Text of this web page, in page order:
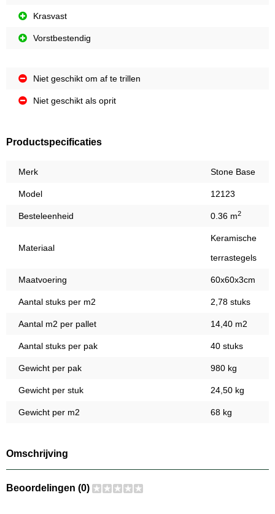
Krasvast
Vorstbestendig
Niet geschikt om af te trillen
Niet geschikt als oprit
Productspecificaties
Merk Stone Base
Model 12123
Besteleenheid 0.36 m2
Materiaal
Keramische
terrastegels
Maatvoering 60x60x3cm
Aantal stuks per m2 2,78 stuks
Aantal m2 per pallet 14,40 m2
Aantal stuks per pak 40 stuks
Gewicht per pak 980 kg
Gewicht per stuk 24,50 kg
Gewicht per m2 68 kg
Omschrijving
Beoordelingen (0)